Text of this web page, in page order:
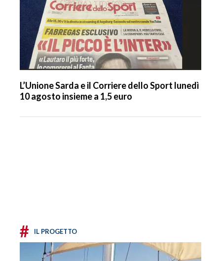
L’Unione Sarda e il Corriere dello Sport lunedì
10 agosto insieme a 1,5 euro
# IL PROGETTO